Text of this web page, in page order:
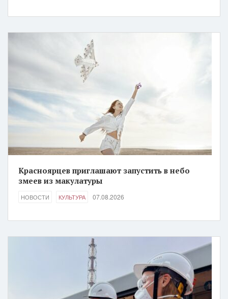
Красноярцев приглашают запустить в небо
змеев из макулатуры
НОВОСТИ КУЛЬТУРА 07.08.2026